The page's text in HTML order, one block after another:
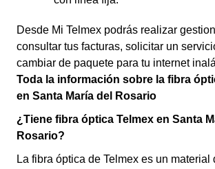
Desde Mi Telmex podrás realizar
consultar tus facturas, solicitar un
cambiar de paquete para tu internet
Toda la información sobre la fibra
en Santa María del Rosario
¿Tiene fibra óptica Telmex en Santa
Rosario?
La fibra óptica de Telmex es un material